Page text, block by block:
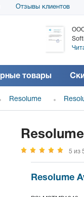
Отзывы клиентов
за
ООО
товары
Resolume
5 из
Resolume